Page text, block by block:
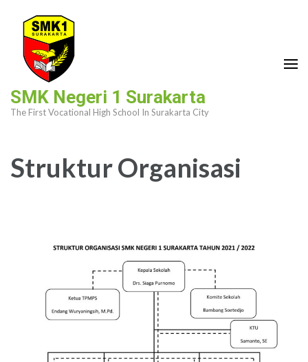
content
(Press
SMK Negeri 1 Surakarta
The First Vocational High School In Surakarta City
Struktur Organisasi